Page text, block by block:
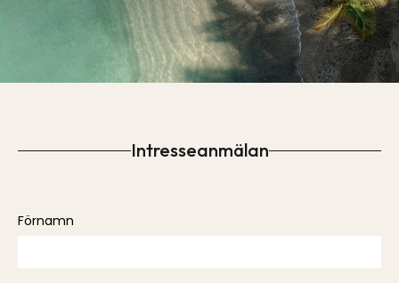
Intresseanmälan
leave
Förnamn